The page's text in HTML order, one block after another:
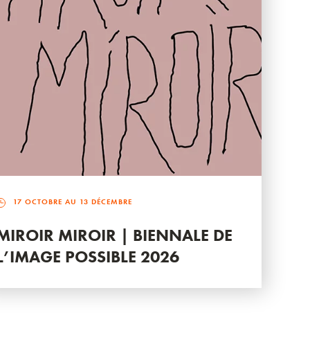
17 OCTOBRE AU 13 DÉCEMBRE
MIROIR | BIENNALE DE
POSSIBLE 2026